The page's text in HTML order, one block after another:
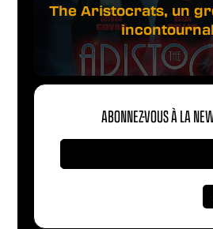
The Aristocrats, un
ABONNEZ-VOUS À LA